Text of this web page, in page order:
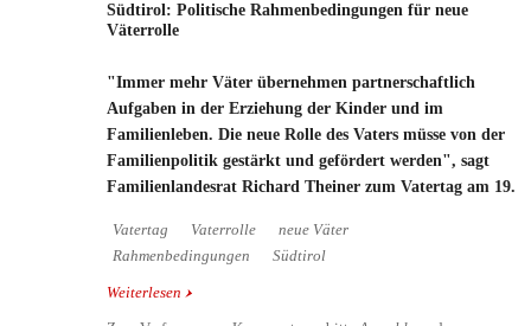
Südtirol: Politische Rahmenbedingungen für neue
Väterrolle
"Immer mehr Väter übernehmen partnerschaftlich
Aufgaben in der Erziehung der Kinder und im
Familienleben. Die neue Rolle des Vaters müsse von der
Familienpolitik gestärkt und gefördert werden", sagt
Familienlandesrat Richard Theiner zum Vatertag am 19.
Vatertag Vaterrolle
neue Väter
Rahmenbedingungen
Südtirol
Weiterlesen über Südtirol: Politische Rahmenbedingungen für